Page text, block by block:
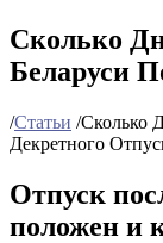
Сколько
Беларуси
/Статьи /Сколько
Декретного
Отпуск
положен и